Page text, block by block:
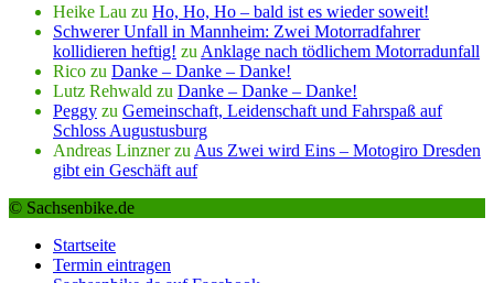
Heike Lau zu Ho, Ho, Ho – bald ist es wieder soweit!
Schwerer Unfall in Mannheim: Zwei Motorradfahrer
kollidieren heftig! zu Anklage nach tödlichem Motorradunfall
Rico zu Danke – Danke – Danke!
Lutz Rehwald zu Danke – Danke – Danke!
Peggy zu Gemeinschaft, Leidenschaft und Fahrspaß auf
Schloss Augustusburg
Andreas Linznerzu Aus Zwei wird Eins – Motogiro Dresden
gibt ein Geschäft auf
© Sachsenbike.de
Startseite
Termin eintragen